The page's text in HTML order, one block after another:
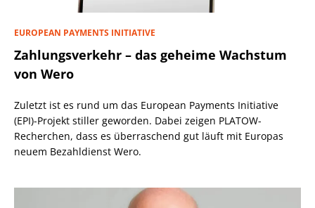
EUROPEAN PAYMENTS INITIATIVE
Zahlungsverkehr – das geheime Wachstum
von Wero
Zuletzt ist es rund um das European Payments Initiative
(EPI)-Projekt stiller geworden. Dabei zeigen PLATOW-
Recherchen, dass es überraschend gut läuft mit Europas
neuem Bezahldienst Wero.